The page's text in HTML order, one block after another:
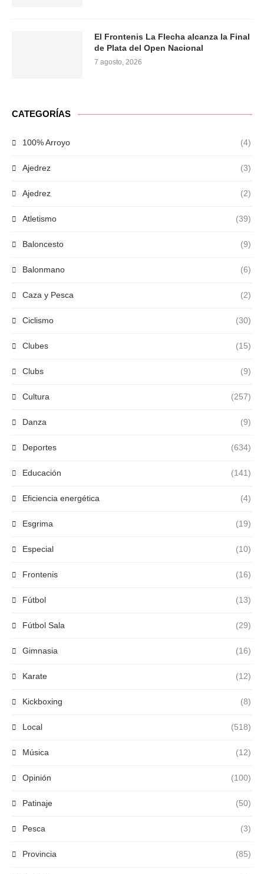
El Frontenis La Flecha alcanza la Final
de Plata del Open Nacional
7 agosto, 2026
CATEGORÍAS
100% Arroyo (4)
Ajedrez (3)
Ajedrez (2)
Atletismo (39)
Baloncesto (9)
Balonmano (6)
Caza y Pesca (2)
Ciclismo (30)
Clubes (15)
Clubs (9)
Cultura (257)
Danza (9)
Deportes (634)
Educación (141)
Eficiencia energética (4)
Esgrima (19)
Especial (10)
Frontenis (16)
Fútbol (13)
Fútbol Sala (29)
Gimnasia (16)
Karate (12)
Kickboxing (8)
Local (518)
Música (12)
Opinión (100)
Patinaje (50)
Pesca (3)
Provincia (85)